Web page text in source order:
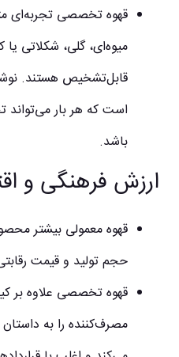
قهوه تخصصی تجربه‌ای
میوه‌ای، گلی، شکلاتی یا
قابل‌تشخیص هستند.
است که هر بار می‌تواند
باشد.
ارزش فرهنگی و
قهوه معمولی بیشتر
حجم تولید و قیمت
قهوه تخصصی علاوه بر
مصرف‌کننده را به